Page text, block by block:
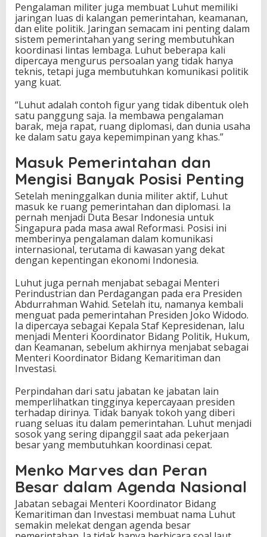
Pengalaman militer juga membuat Luhut memiliki
jaringan luas di kalangan pemerintahan, keamanan,
dan elite politik. Jaringan semacam ini penting dalam
sistem pemerintahan yang sering membutuhkan
koordinasi lintas lembaga. Luhut beberapa kali
dipercaya mengurus persoalan yang tidak hanya
teknis, tetapi juga membutuhkan komunikasi politik
yang kuat.
“Luhut adalah contoh figur yang tidak dibentuk oleh
satu panggung saja. Ia membawa pengalaman
barak, meja rapat, ruang diplomasi, dan dunia usaha
ke dalam satu gaya kepemimpinan yang khas.”
Masuk Pemerintahan dan
Mengisi Banyak Posisi Penting
Setelah meninggalkan dunia militer aktif, Luhut
masuk ke ruang pemerintahan dan diplomasi. Ia
pernah menjadi Duta Besar Indonesia untuk
Singapura pada masa awal Reformasi. Posisi ini
memberinya pengalaman dalam komunikasi
internasional, terutama di kawasan yang dekat
dengan kepentingan ekonomi Indonesia.
Luhut juga pernah menjabat sebagai Menteri
Perindustrian dan Perdagangan pada era Presiden
Abdurrahman Wahid. Setelah itu, namanya kembali
menguat pada pemerintahan Presiden Joko Widodo.
Ia dipercaya sebagai Kepala Staf Kepresidenan, lalu
menjadi Menteri Koordinator Bidang Politik, Hukum,
dan Keamanan, sebelum akhirnya menjabat sebagai
Menteri Koordinator Bidang Kemaritiman dan
Investasi.
Perpindahan dari satu jabatan ke jabatan lain
memperlihatkan tingginya kepercayaan presiden
terhadap dirinya. Tidak banyak tokoh yang diberi
ruang seluas itu dalam pemerintahan. Luhut menjadi
sosok yang sering dipanggil saat ada pekerjaan
besar yang membutuhkan koordinasi cepat.
Menko Marves dan Peran
Besar dalam Agenda Nasional
Jabatan sebagai Menteri Koordinator Bidang
Kemaritiman dan Investasi membuat nama Luhut
semakin melekat dengan agenda besar